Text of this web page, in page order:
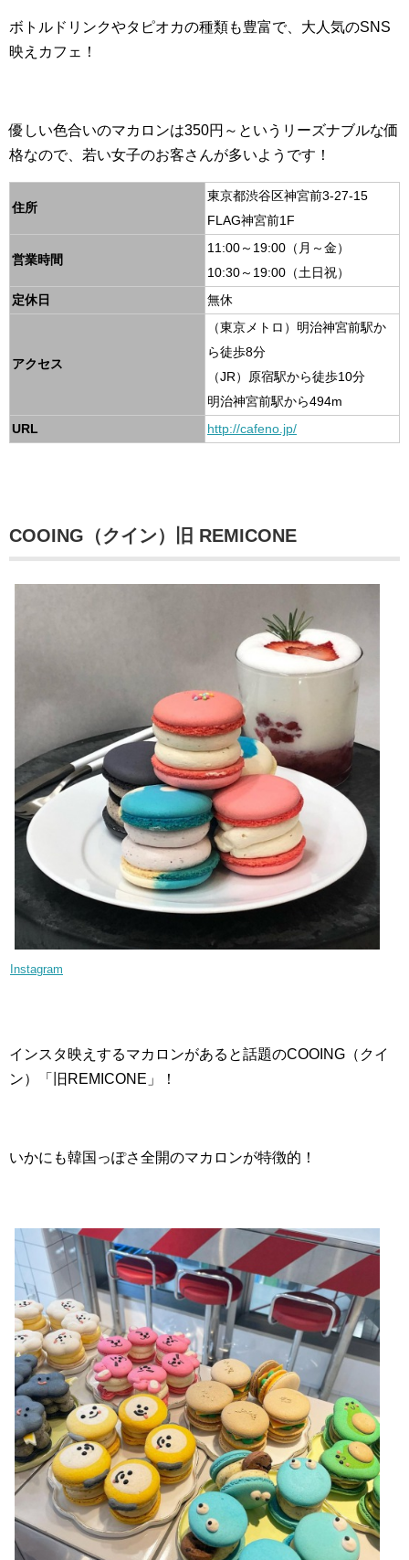
ボトルドリンクやタピオカの種類も豊富で、大人気のSNS
映えカフェ！
優しい色合いのマカロンは350円～というリーズナブルな価
格なので、若い女子のお客さんが多いようです！
住所
東京都渋谷区神宮前3-27-15
FLAG神宮前1F
営業時間
11:00～19:00（月～金）
10:30～19:00（土日祝）
定休日
無休
アクセス
（東京メトロ）明治神宮前駅か
ら徒歩8分
（JR）原宿駅から徒歩10分
明治神宮前駅から494m
URL
http://cafeno.jp/
COOING（クイン）旧 REMICONE
Instagram
インスタ映えするマカロンがあると話題のCOOING（クイ
ン）「旧REMICONE」！
いかにも韓国っぽさ全開のマカロンが特徴的！